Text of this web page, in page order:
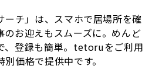
ーチ」は、スマホで居場所を確
のお迎えもスムーズに。めんど
、登録も簡単。tetoruをご利用
価格で提供中です。